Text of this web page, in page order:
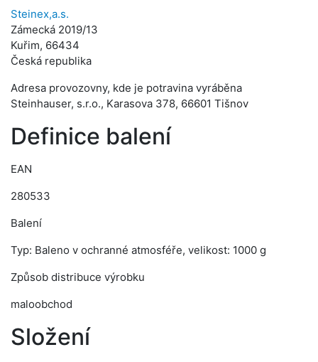
Steinex,a.s.
Zámecká 2019/13
Kuřim, 66434
Česká republika
Adresa provozovny, kde je potravina vyráběna
Steinhauser, s.r.o., Karasova 378, 66601 Tišnov
Definice balení
EAN
280533
Balení
Typ: Baleno v ochranné atmosféře, velikost: 1000 g
Způsob distribuce výrobku
maloobchod
Složení